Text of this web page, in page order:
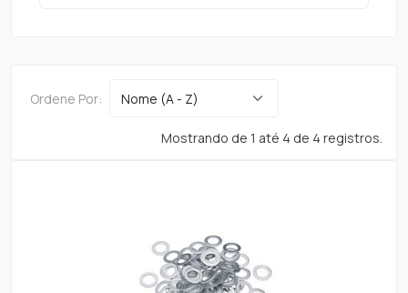
Ordene Por:
Mostrando de 1 até 4 de 4 registros.